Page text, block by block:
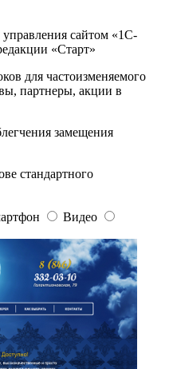
сайтом «1С-
«Старт»
для частоизменяемого
партнеры, акции в
замещения
стандартного
Видео